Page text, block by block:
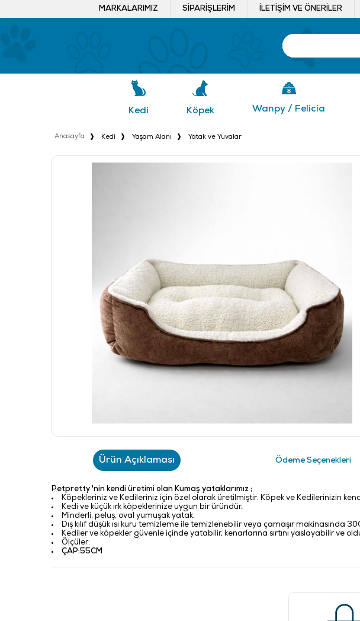
MARKALARIMIZ SIPARIŞLERIM İLETIŞIM VE ÖNERILER
Kedi Köpek Wanpy / Felicia
Anasayfa Kedi Yaşam Alanı Yatak ve Yuvalar
Ürün Açıklaması Ödeme Seçenekleri
Petpretty 'nin kendi üretimi olan Kumaş yataklarımız ;
Köpekleriniz ve Kedileriniz için özel olarak üretilmiştir. Köpek ve Kedilerinizin
Kedi ve küçük ırk köpeklerinize uygun bir üründür.
Minderli, peluş, oval yumuşak yatak.
Dış kılıf düşük ısı kuru temizleme ile temizlenebilir veya çamaşır makinasında
Kediler ve köpekler güvenle içinde yatabilir, kenarlarına sırtını yaslayabilir ve
Ölçüler:
ÇAP:55CM